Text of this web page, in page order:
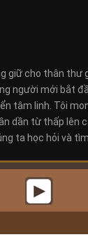
giữ cho thân
người mới bắt
tâm linh. Tôi
dần từ thấp lên
ta học hỏi và